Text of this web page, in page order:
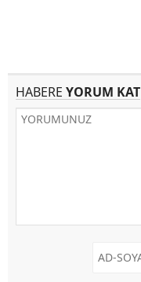
HABERE YORUM KAT